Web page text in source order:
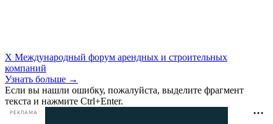
X Международный форум арендных и строительных
компаний
Узнать больше →
Если вы нашли ошибку, пожалуйста, выделите фрагмент
текста и нажмите Ctrl+Enter.
РЕКЛАМА